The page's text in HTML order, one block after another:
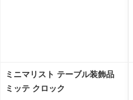
ミニマリスト テーブル装飾品
ミッテ クロック